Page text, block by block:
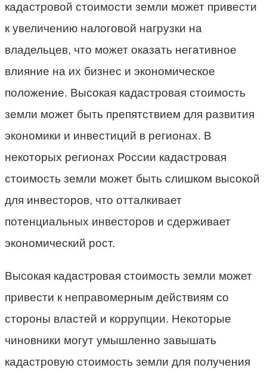
кадастровой стоимости земли может привести
к увеличению налоговой нагрузки на
владельцев, что может оказать негативное
влияние на их бизнес и экономическое
положение. Высокая кадастровая стоимость
земли может быть препятствием для развития
экономики и инвестиций в регионах. В
некоторых регионах России кадастровая
стоимость земли может быть слишком высокой
для инвесторов, что отталкивает
потенциальных инвесторов и сдерживает
экономический рост.
Высокая кадастровая стоимость земли может
привести к неправомерным действиям со
стороны властей и коррупции. Некоторые
чиновники могут умышленно завышать
кадастровую стоимость земли для получения